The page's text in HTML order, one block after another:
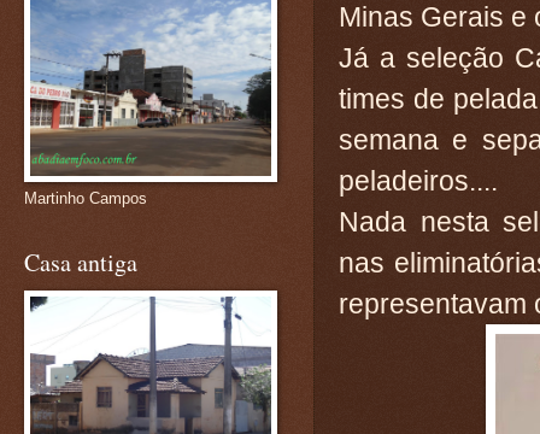
Minas Gerais e
Já a seleção
times de
semana e
peladeiros....
Nada nesta
nas
representavam
Martinho Campos
Casa antiga